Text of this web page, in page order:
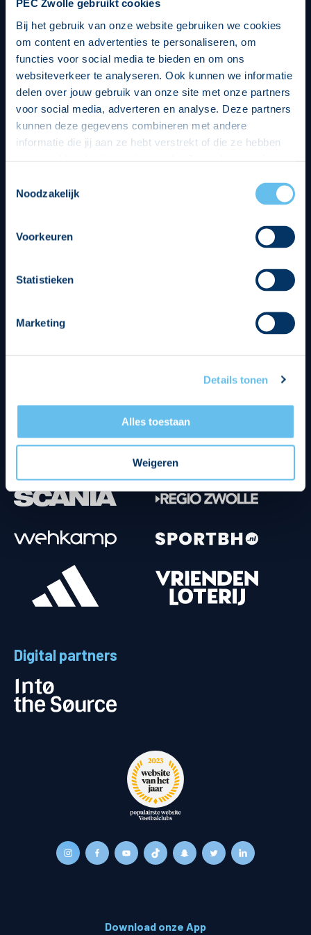
PEC Zwolle gebruikt cookies
Bij het gebruik van onze website gebruiken we cookies
om content en advertenties te personaliseren, om
functies voor social media te bieden en om ons
websiteverkeer te analyseren. Ook kunnen we informatie
delen over jouw gebruik van onze site met onze partners
voor social media, adverteren en analyse. Deze partners
kunnen deze gegevens combineren met andere
informatie die jij aan ze hebt verstrekt of die ze hebben
op een veilige en integere wijze. Je kunt je toestemming
beheren op de privacy- en cookieverklaring pagina.
Noodzakelijk
Voorkeuren
Statistieken
Marketing
Details tonen
Alles toestaan
Weigeren
Digital partners
Download onze App